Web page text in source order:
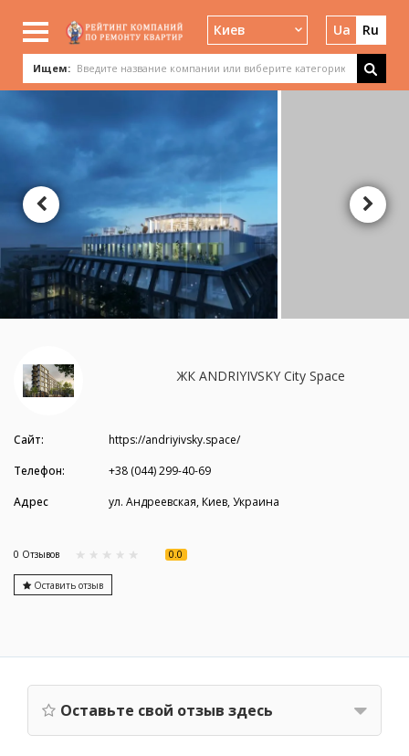
Киев Ua Ru
Ищем:
ЖК ANDRIYIVSKY City Space
Сайт:
https://andriyivsky.space/
Телефон:
+38 (044) 299-40-69
Адрес
ул. Андреевская, Киев, Украина
0 Отзывов 0.0
Оставить отзыв
Оставьте свой отзыв здесь